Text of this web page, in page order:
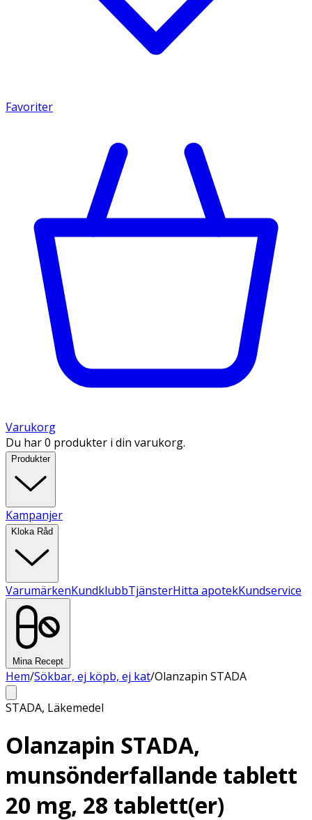
Favoriter
Varukorg
Du har 0 produkter i din varukorg.
Produkter
Kampanjer
Kloka Råd
VarumärkenKundklubbTjänsterHitta apotekKundservice
Mina Recept
Hem/Sökbar, ej köpb, ej kat/Olanzapin STADA
STADA, Läkemedel
Olanzapin STADA,
munsönderfallande tablett
20 mg, 28 tablett(er)